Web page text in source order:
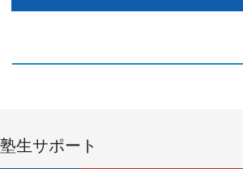
塾生サポート